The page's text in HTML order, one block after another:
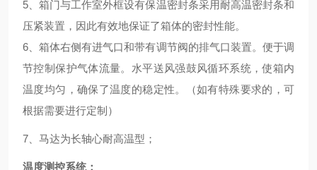
5 、箱门与工作室外框设有保温密封条采用耐高温密封条和
压紧装置，因此有效地保证了箱体的密封性能。
6 、箱体右侧有进气口和带有调节阀的排气口装置。便于调
节控制保护气体流量。水平送风强鼓风循环系统，使箱内
温度均匀，确保了温度的稳定性。（如有特殊要求的，可
根据需要进行定制）
7 、马达为长轴心耐高温型；
温度测控系统：